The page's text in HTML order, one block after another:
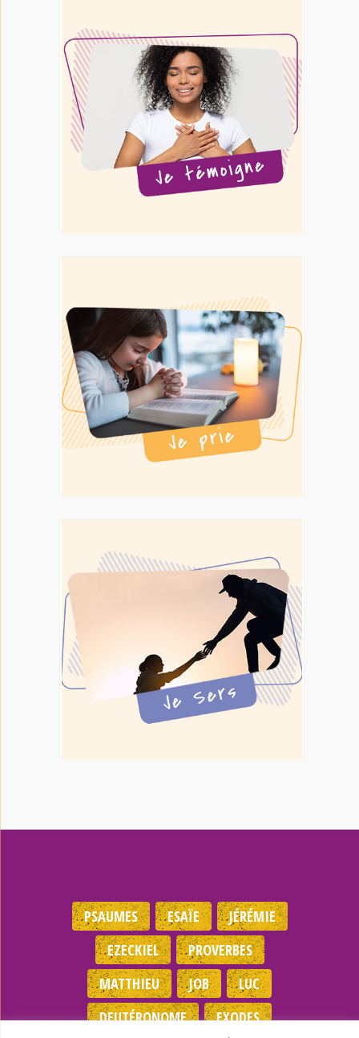
PSAUMES ESAÏE
JÉRÉMIE
EZECKIEL
PROVERBES
MATTHIEU
JOB
LUC
DEUTÉRONOME
EXODES